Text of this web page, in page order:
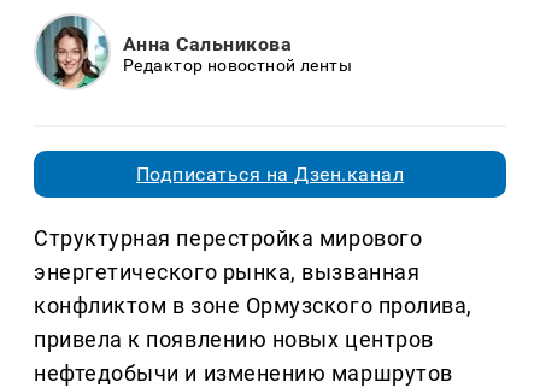
Анна Сальникова
Редактор новостной ленты
Подписаться на Дзен.канал
Структурная перестройка мирового
энергетического рынка, вызванная
конфликтом в зоне Ормузского пролива,
привела к появлению новых центров
нефтедобычи и изменению маршрутов